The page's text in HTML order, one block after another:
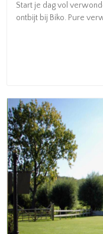
Start je dag vol
ontbijt bij Biko. Pure